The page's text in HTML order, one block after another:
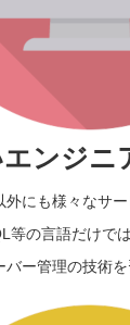
ンジニ
外にも様々なサ
等の言語だけで
バー管理の技術